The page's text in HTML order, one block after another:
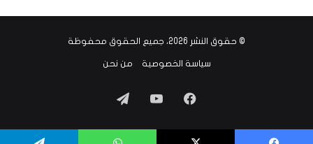
© حقوق النشر 2026، جميع الحقوق محفوظة
سياسة الخصوصية من نحن
فيسبوك‫YouTube